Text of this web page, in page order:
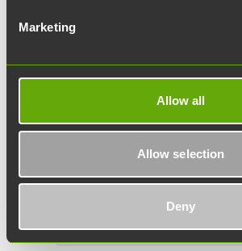
Marketing
Allow all
Allow selection
Deny
Mitä asiasi koskee?